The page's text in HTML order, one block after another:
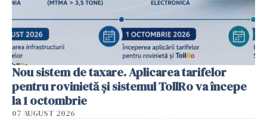
Nou sistem de taxare. Aplicarea tarifelor
pentru rovinietă şi sistemul TollRo va începe
la 1 octombrie
07 AUGUST 2026